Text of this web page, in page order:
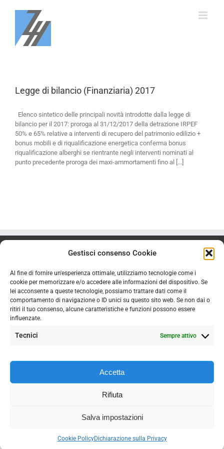
Gestisci consenso Cookie
Al fine di fornire un'esperienza ottimale, utilizziamo tecnologie come i
cookie per memorizzare e/o accedere alle informazioni del dispositivo. Se
lei acconsente a queste tecnologie, possiamo trattare dati come il
comportamento di navigazione o ID unici su questo sito web. Se non dai o
ritiri il tuo consenso, alcune caratteristiche e funzioni possono essere
influenzate.
Tecnici Sempre attivo
Accetta
Rifiuta
Salva impostazioni
Cookie PolicyDichiarazione sulla Privacy
contenuto
Legge di bilancio (Finanziaria) 2017
Elenco sintetico delle principali novità introdotte dalla legge di
bilancio per il 2017: proroga al 31/12/2017 della detrazione IRPEF
50% e 65% relative a interventi di recupero del patrimonio edilizio +
bonus mobili e di riqualificazione energetica conferma bonus
riqualificazione alberghi se rientrante negli interventi nominati al
punto precedente proroga dei maxi-ammortamenti fino al [...]
2026 | Studio ZINGERLE DDR. HELMUTH |